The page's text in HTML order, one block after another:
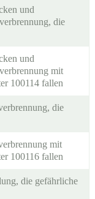
und
die
und
mit
100114 fallen
die
mit
100116 fallen
die gefährliche